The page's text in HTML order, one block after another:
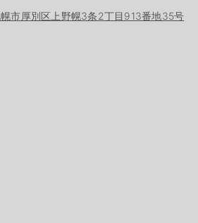
市厚別区上野幌3条2丁目913番地35号